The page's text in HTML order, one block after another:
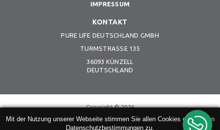
IMPRESSUM
KONTAKT
PURE LIFE DEUTSCHLAND GMBH
TURMSTRASSE 135
36093 KÜNZELL
DEUTSCHLAND
Copyright © 2026
Purelife | All Rights Reserved | Design & Development byBRAND BAR
Mit der Nutzung unserer Webseite stimmen Sie allen Cookies gemäß den
Datenschutzbestimmungen zu.